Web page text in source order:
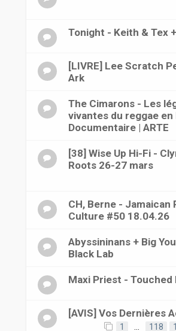
Tonight - Keith & Tex
[LIVRE] Lee Scratch
Ark
The Cimarons - Les
vivantes du reggae en
Documentaire | ARTE
[38] Wise Up Hi-Fi -
Roots 26-27 mars
CH, Berne - Jamaican
Culture #50 18.04.26
Abyssininans + Big
Black Lab
Maxi Priest - Touched
[AVIS] Vos Dernières
1 118